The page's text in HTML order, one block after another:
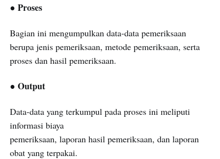
● Proses
Bagian ini mengumpulkan data-data pemeriksaan
berupa jenis pemeriksaan, metode pemeriksaan, serta
proses dan hasil pemeriksaan.
● Output
Data-data yang terkumpul pada proses ini meliputi
informasi biaya
pemeriksaan, laporan hasil pemeriksaan, dan laporan
obat yang terpakai.